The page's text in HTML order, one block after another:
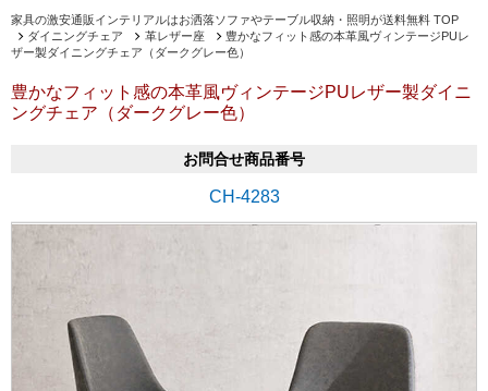
家具の激安通販インテリアルはお洒落ソファやテーブル収納・照明が送料無料 TOP
ダイニングチェア
革レザー座
豊かなフィット感の本革風ヴィンテージPUレ
ザー製ダイニングチェア（ダークグレー色）
豊かなフィット感の本革風ヴィンテージPUレザー製ダイニ
ングチェア（ダークグレー色）
お問合せ商品番号
CH-4283